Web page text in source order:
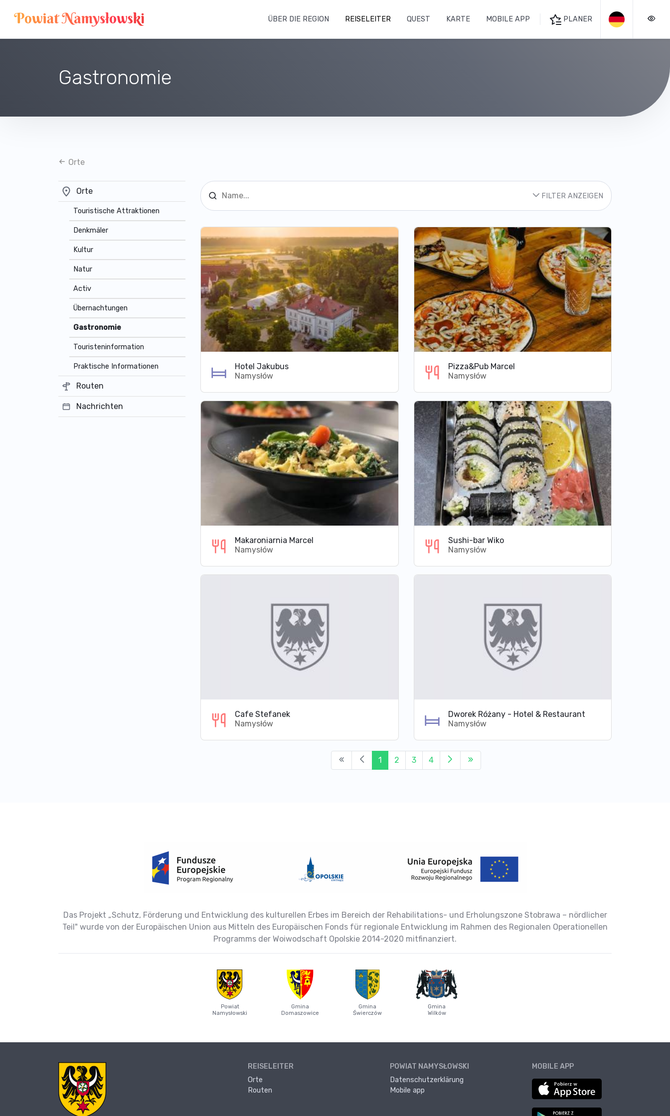
ÜBER DIE REGION REISELEITER QUEST KARTE MOBILE APP PLANER
Gastronomie
Orte
FILTER ANZEIGEN
Hotel Jakubus
Namysłów
Pizza&Pub Marcel
Namysłów
Makaroniarnia Marcel
Namysłów
Sushi-bar Wiko
Namysłów
Cafe Stefanek
Namysłów
Dworek Różany - Hotel & Restaurant
Namysłów
1 2 3 4
Orte
Touristische Attraktionen
Denkmäler
Kultur
Natur
Activ
Übernachtungen
Gastronomie
Touristeninformation
Praktische Informationen
Routen
Nachrichten
Das Projekt „Schutz, Förderung und Entwicklung des kulturellen Erbes im Bereich der Rehabilitations- und Erholungszone Stobrawa – nördlicher
Teil" wurde von der Europäischen Union aus Mitteln des Europäischen Fonds für regionale Entwicklung im Rahmen des Regionalen Operationellen
Programms der Woiwodschaft Opolskie 2014-2020 mitfinanziert.
Powiat
Namysłowski
Gmina
Domaszowice
Gmina
Świerczów
Gmina
Wilków
REISELEITER
Orte
Routen
POWIAT NAMYSŁOWSKI
Datenschutzerklärung
Mobile app
MOBILE APP